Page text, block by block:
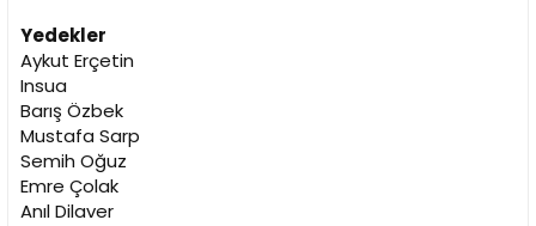
Yedekler
Aykut Erçetin
Insua
Barış Özbek
Mustafa Sarp
Semih Oğuz
Emre Çolak
Anıl Dilaver